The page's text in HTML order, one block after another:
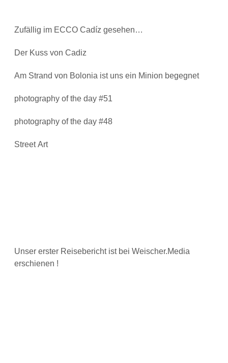
Zufällig im ECCO Cadíz gesehen…
Der Kuss von Cadiz
Am Strand von Bolonia ist uns ein Minion begegnet
photography of the day #51
photography of the day #48
Street Art
Unser erster Reisebericht ist bei Weischer.Media
erschienen !